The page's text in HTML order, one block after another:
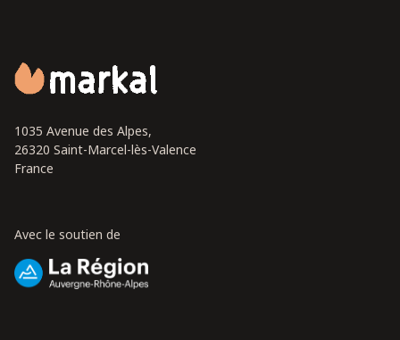
1035 Avenue des Alpes,
26320 Saint-Marcel-lès-Valence
France
Avec le soutien de